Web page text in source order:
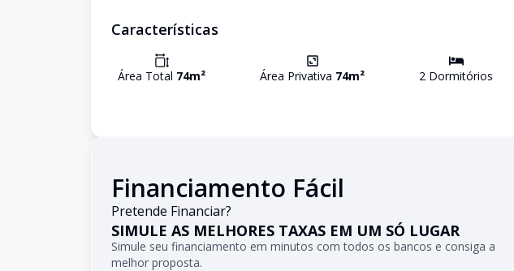
Características
Área Total 74m² Área Privativa 74m² 2 Dormitórios
Financiamento Fácil
Pretende Financiar?
SIMULE AS MELHORES TAXAS EM UM SÓ LUGAR
Simule seu financiamento em minutos com todos os bancos e consiga a
melhor proposta.